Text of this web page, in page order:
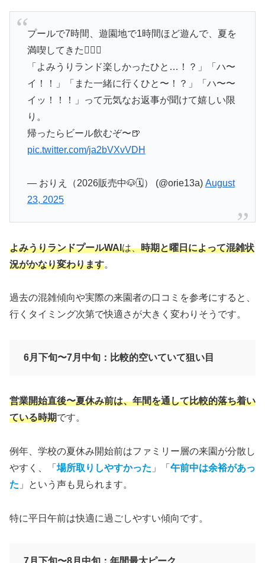
プールで7時間、遊園地で1時間ほど遊んで、夏を
満喫してきた🏊‍♀️🍧
「よみうりランド楽しかったひと…！？」「ハ〜
イ！！」「また一緒に行くひと〜！？」「ハ〜〜
イッ！！！」って元気なお返事が聞けて嬉しい限
り。
帰ったらビール飲むぞ〜🍺
pic.twitter.com/ja2bVXvVDH
— おりえ（2026販売中🐶🗓️） (@orie13a) August
23, 2025
よみうりランドプールWAIは、時期と曜日によって混雑状
況がかなり変わります。
過去の混雑傾向や実際の来園者の口コミを参考にすると、
行くタイミング次第で快適さが大きく変わりそうです。
6月下旬〜7月中旬：比較的空いていて狙い目
営業開始直後〜夏休み前は、年間を通して比較的落ち着い
ている時期です。
例年、学校の夏休み開始前はファミリー層の来園が分散し
やすく、「 場所取りしやすかった 」「 午前中は余裕があっ
た 」という声も見られます。
特に平日午前は快適に過ごしやすい傾向です。